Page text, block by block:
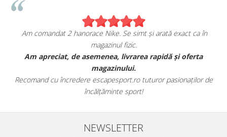
Am comandat 2 hanorace Nike. Se simt și arată exact ca în
magazinul fizic.
Am apreciat, de asemenea, livrarea rapidă și oferta
magazinului.
Recomand cu încredere escapesport.ro tuturor pasionaților de
încălțăminte sport!
NEWSLETTER